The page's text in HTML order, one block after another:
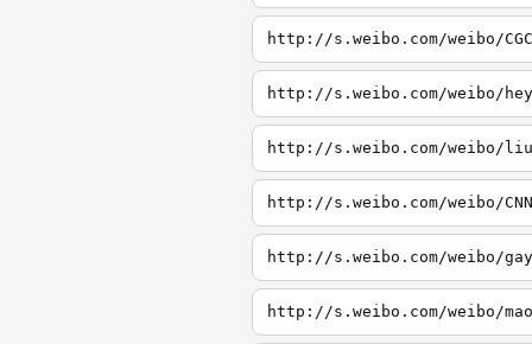
http://s.weibo.com/weibo/CGC
http://s.weibo.com/weibo/hey
http://s.weibo.com/weibo/liu
http://s.weibo.com/weibo/CNN
http://s.weibo.com/weibo/gay
http://s.weibo.com/weibo/mao